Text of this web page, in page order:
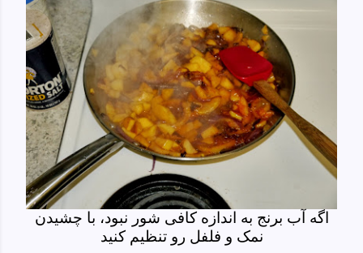
اگه آب برنج به اندازه کافی شور نبود، با چشیدن
نمک و فلفل رو تنظیم کنید